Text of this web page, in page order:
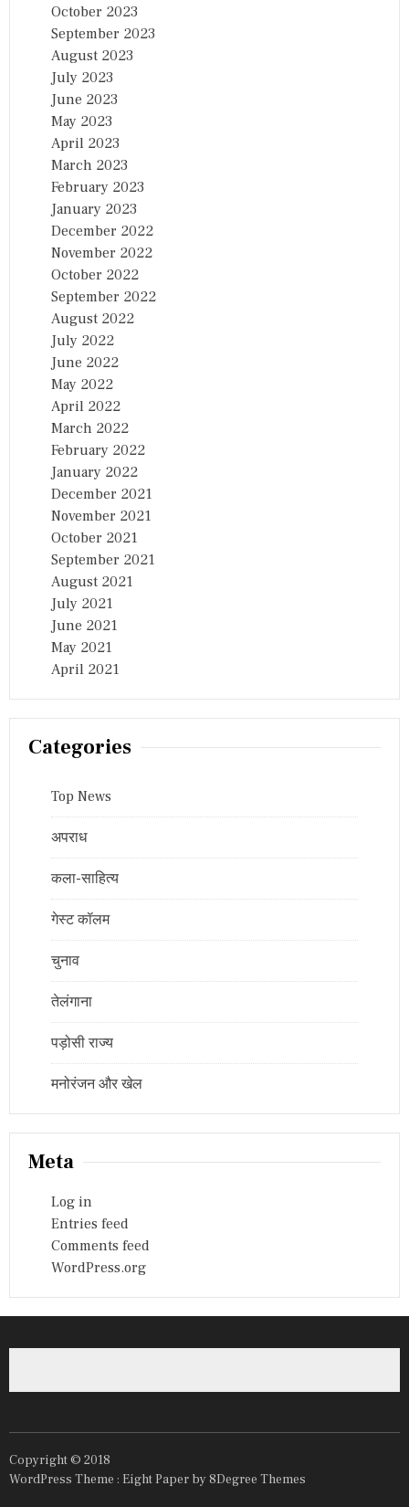
October 2023
September 2023
August 2023
July 2023
June 2023
May 2023
April 2023
March 2023
February 2023
January 2023
December 2022
November 2022
October 2022
September 2022
August 2022
July 2022
June 2022
May 2022
April 2022
March 2022
February 2022
January 2022
December 2021
November 2021
October 2021
September 2021
August 2021
July 2021
June 2021
May 2021
April 2021
Categories
Top News
अपराध
कला-साहित्य
गेस्ट कॉलम
चुनाव
तेलंगाना
पड़ोसी राज्य
मनोरंजन और खेल
Meta
Log in
Entries feed
Comments feed
WordPress.org
Copyright © 2018
WordPress Theme : Eight Paper by 8Degree Themes